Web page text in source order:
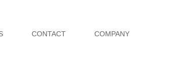
CONTACT COMPANY